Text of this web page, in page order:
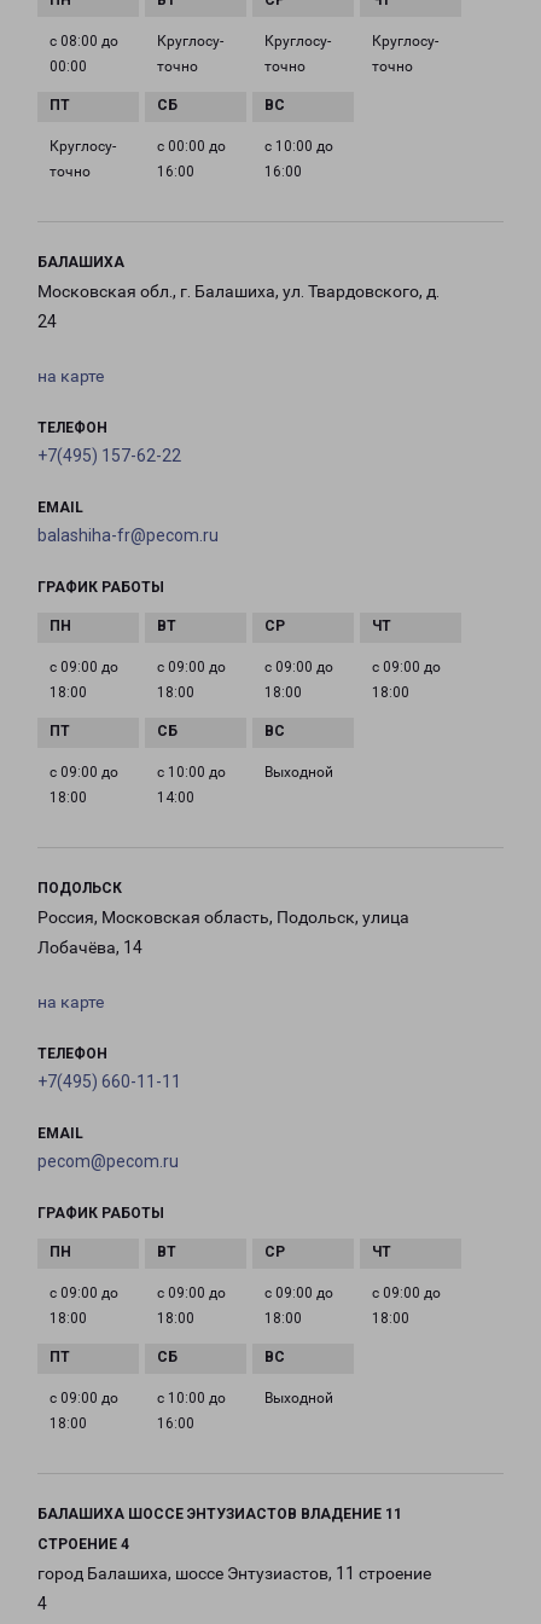
с 08:00 до
00:00
Круглосу­
точно
Круглосу­
точно
Круглосу­
точно
Круглосу­
точно
с 00:00 до
16:00
с 10:00 до
16:00
БАЛАШИХА
Московская обл., г. Балашиха, ул. Твардовского, д.
24
на карте
ТЕЛЕФОН
+7(495) 157-62-22
EMAIL
balashiha-fr@pecom.ru
ГРАФИК РАБОТЫ
с 09:00 до
18:00
с 09:00 до
18:00
с 09:00 до
18:00
с 09:00 до
18:00
с 09:00 до
18:00
с 10:00 до
14:00
Выходной
ПОДОЛЬСК
Россия, Московская область, Подольск, улица
Лобачёва, 14
на карте
ТЕЛЕФОН
+7(495) 660-11-11
EMAIL
pecom@pecom.ru
ГРАФИК РАБОТЫ
с 09:00 до
18:00
с 09:00 до
18:00
с 09:00 до
18:00
с 09:00 до
18:00
с 09:00 до
18:00
с 10:00 до
16:00
Выходной
БАЛАШИХА ШОССЕ ЭНТУЗИАСТОВ ВЛАДЕНИЕ 11
СТРОЕНИЕ 4
город Балашиха, шоссе Энтузиастов, 11 строение
4